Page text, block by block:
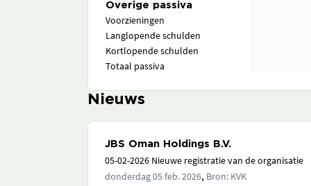
Overige passiva
Voorzieningen
Langlopende schulden
Kortlopende schulden
Totaal passiva
Nieuws
JBS Oman Holdings B.V.
05-02-2026 Nieuwe registratie van de organisatie
donderdag 05 feb. 2026, Bron: KVK